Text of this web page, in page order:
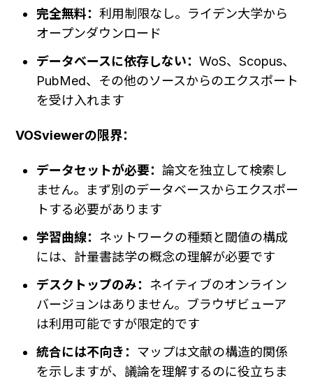
完全無料：利用制限なし。ライデン大学から
オープンダウンロード
データベースに依存しない：WoS、Scopus、
PubMed、その他のソースからのエクスポート
を受け入れます
VOSviewerの限界：
データセットが必要：論文を独立して検索し
ません。まず別のデータベースからエクスポー
トする必要があります
学習曲線： ネットワークの種類と閾値の構成
には、計量書誌学の概念の理解が必要です
デスクトップのみ： ネイティブのオンライン
バージョンはありません。ブラウザビューア
は利用可能ですが限定的です
統合には不向き： マップは文献の構造的関係
を示しますが、議論を理解するのに役立ちま